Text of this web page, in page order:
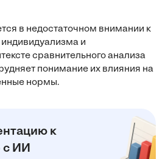
в недостаточном внимании к
и
сравнительного анализа
понимание их влияния на
нормы.
к
с ИИ